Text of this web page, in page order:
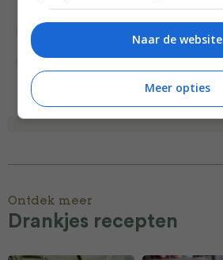
Drankjes
Ontdek meer
Drankjes recepten
Naar de website
Meer opties